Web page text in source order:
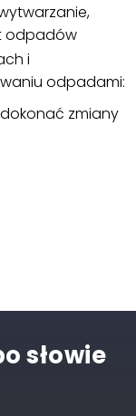
odpadów
i
odpadami:
zmiany
słowie